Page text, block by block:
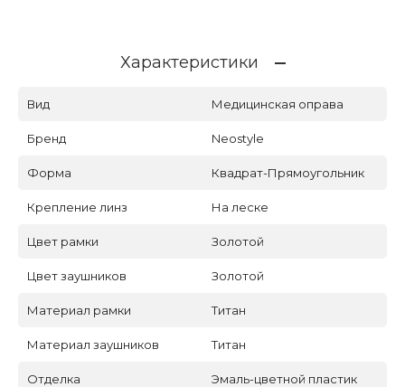
Характеристики
Вид Медицинская оправа
Бренд Neostyle
Форма Квадрат-Прямоугольник
Крепление линз На леске
Цвет рамки Золотой
Цвет заушников Золотой
Материал рамки Титан
Материал заушников Титан
Отделка Эмаль-цветной пластик